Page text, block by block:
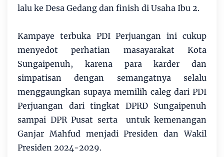
lalu ke Desa Gedang dan finish di Usaha Ibu 2.
Kampaye terbuka PDI Perjuangan ini cukup
menyedot perhatian masayarakat Kota
Sungaipenuh, karena para karder dan
simpatisan dengan semangatnya selalu
menggaungkan supaya memilih caleg dari PDI
Perjuangan dari tingkat DPRD Sungaipenuh
sampai DPR Pusat serta untuk kemenangan
Ganjar Mahfud menjadi Presiden dan Wakil
Presiden 2024-2029.